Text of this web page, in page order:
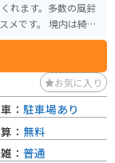
れます。多数の風鈴
メです。 境内は綺麗
お気に入り
： 駐車場あり
： 無料
： 普通